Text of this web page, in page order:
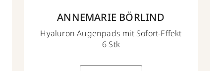
ANNEMARIE BÖRLIND
Hyaluron Augenpads mit Sofort-Effekt
6 Stk